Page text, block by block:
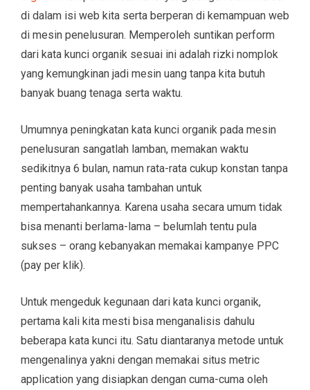
di dalam isi web kita serta berperan di kemampuan web
di mesin penelusuran. Memperoleh suntikan perform
dari kata kunci organik sesuai ini adalah rizki nomplok
yang kemungkinan jadi mesin uang tanpa kita butuh
banyak buang tenaga serta waktu.
Umumnya peningkatan kata kunci organik pada mesin
penelusuran sangatlah lamban, memakan waktu
sedikitnya 6 bulan, namun rata-rata cukup konstan tanpa
penting banyak usaha tambahan untuk
mempertahankannya. Karena usaha secara umum tidak
bisa menanti berlama-lama – belumlah tentu pula
sukses – orang kebanyakan memakai kampanye PPC
(pay per klik).
Untuk mengeduk kegunaan dari kata kunci organik,
pertama kali kita mesti bisa menganalisis dahulu
beberapa kata kunci itu. Satu diantaranya metode untuk
mengenalinya yakni dengan memakai situs metric
application yang disiapkan dengan cuma-cuma oleh